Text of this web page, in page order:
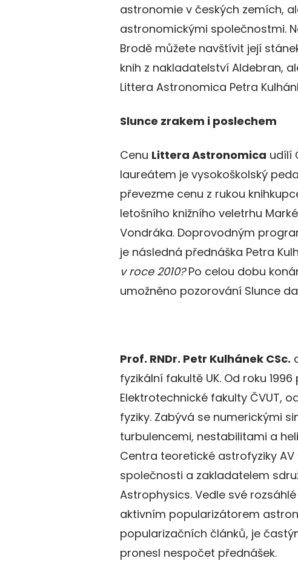
astronomie v českých zemích,
astronomickými společnostmi.
Brodě můžete navštívit její
knih z nakladatelství Aldebran,
Littera Astronomica Petra
Slunce zrakem i poslechem
Cenu Littera Astronomica udílí
laureátem je vysokoškolský
převezme cenu z rukou
letošního knižního veletrhu
Vondráka. Doprovodným
je následná přednáška Petra
v roce 2010?Po celou dobu
umožněno pozorování Slunce
Prof. RNDr. Petr Kulhánek CSc.
fyzikální fakultě UK. Od roku
Elektrotechnické fakulty ČVUT,
fyziky. Zabývá se numerickými
turbulencemi, nestabilitami a
Centra teoretické astrofyziky
společnosti a zakladatelem
Astrophysics. Vedle své
aktivním popularizátorem
popularizačních článků, je
pronesl nespočet přednášek.